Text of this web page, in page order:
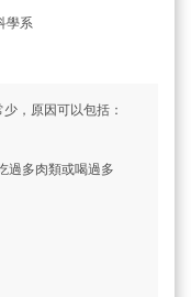
學系
，原因可以包括：
過多肉類或喝過多